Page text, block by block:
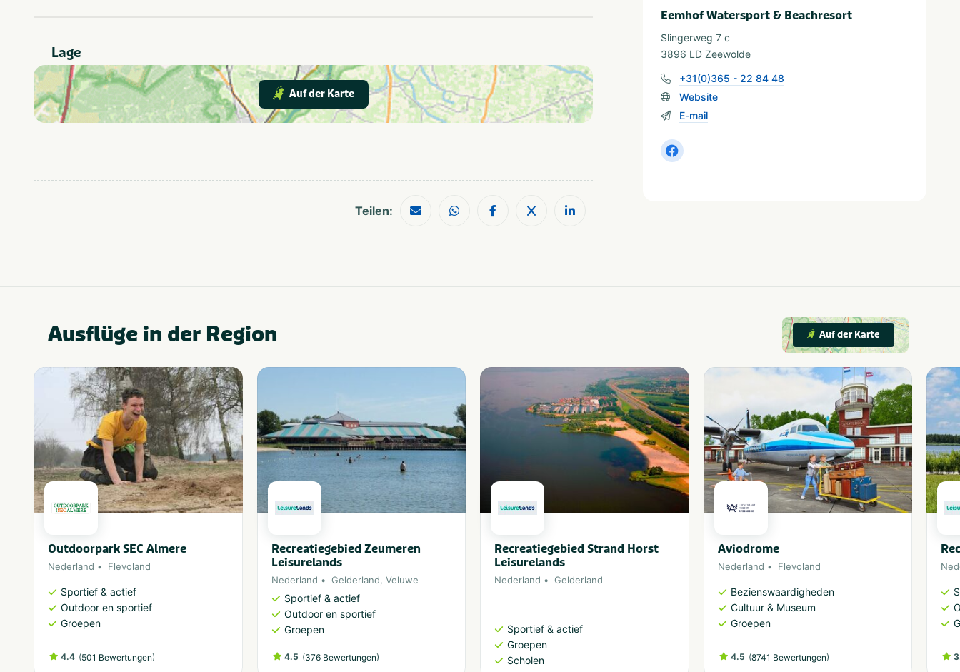
Lage
Auf der Karte
Teilen:
Eemhof Watersport & Beachresort
Slingerweg 7 c
3896 LD Zeewolde
+31(0)365 - 22 84 48
Website
E-mail
Ausflüge in der Region Auf der Karte
Outdoorpark SEC Almere
Nederland Flevoland
Sportief & actief
Outdoor en sportief
Groepen
4.4 (501 Bewertungen)
Recreatiegebied Zeumeren
Leisurelands
Nederland Gelderland, Veluwe
Sportief & actief
Outdoor en sportief
Groepen
4.5 (376 Bewertungen)
Recreatiegebied Strand Horst
Leisurelands
Nederland Gelderland
Sportief & actief
Groepen
Scholen
Aviodrome
Nederland Flevoland
Bezienswaardigheden
Cultuur & Museum
Groepen
4.5 (8741 Bewertungen)